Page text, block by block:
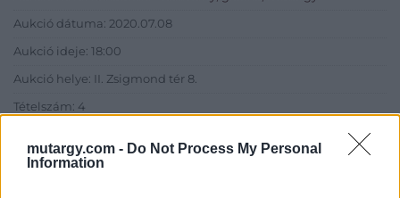
mutargy.com - Do Not Process My Personal
Information
Aukció dátuma: 2020.07.08
Aukció ideje: 18:00
Aukció helye: II. Zsigmond tér 8.
Tételszám: 4
Eladó adatai